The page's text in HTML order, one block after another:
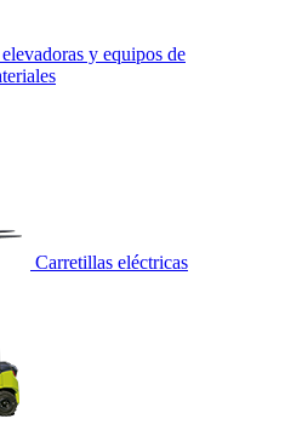
y equipos de
Carretillas eléctricas